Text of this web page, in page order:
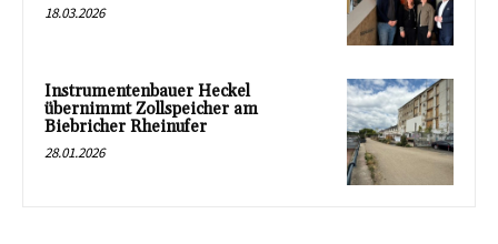
18.03.2026
Instrumentenbauer Heckel
übernimmt Zollspeicher am
Biebricher Rheinufer
28.01.2026